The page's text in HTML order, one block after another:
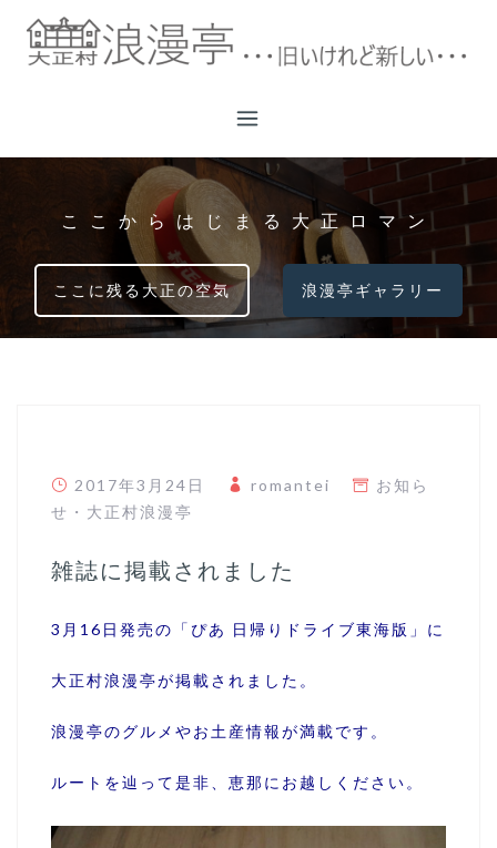
ッ
ここからはじまる大正ロマン
ここに残る大正の空気 浪漫亭ギャラリー
2017年3月24日 romantei
お知ら
せ ・ 大正村浪漫亭
雑誌に掲載されました
3月16日発売の「ぴあ 日帰りドライブ東海版」に
大正村浪漫亭が掲載されました。
浪漫亭のグルメやお土産情報が満載です。
ルートを辿って是非、恵那にお越しください。